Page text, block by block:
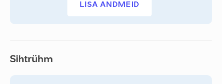
LISA ANDMEID
Sihtrühm